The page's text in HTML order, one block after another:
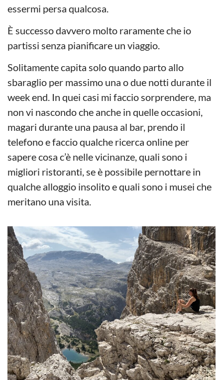
essermi persa qualcosa.
È successo davvero molto raramente che io
partissi senza pianificare un viaggio.
Solitamente capita solo quando parto allo
sbaraglio per massimo una o due notti durante il
week end. In quei casi mi faccio sorprendere, ma
non vi nascondo che anche in quelle occasioni,
magari durante una pausa al bar, prendo il
telefono e faccio qualche ricerca online per
sapere cosa c’è nelle vicinanze, quali sono i
migliori ristoranti, se è possibile pernottare in
qualche alloggio insolito e quali sono i musei che
meritano una visita.